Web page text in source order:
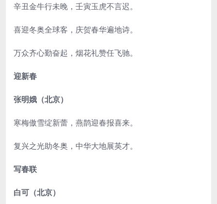
辛丑金牛行未晚，壬寅玉虎不言迟。
喜迎冬奥全球客，庆贺春华遍地诗。
万众齐心勤奋起，烟花礼赞任飞驰。
迎新春
张明娥（北京）
寒梅傲雪绽新蕾，燕鹊迎春报喜来。
复兴之光助冬奥，中华大地展英才。
写春联
白可（北京）